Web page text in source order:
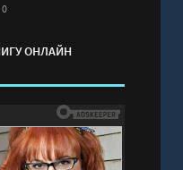
ОНЛАЙН
0